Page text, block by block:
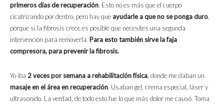
primeros días de recuperación. Esto no es más que el cuerpo
cicatrizando por dentro, pero hay que ayudarle a que no se ponga duro
porque si la fibrosis crece es posible que necesites una segunda
intervención para removerla. Para esto también sirve la faja
compresora, para prevenir la fibrosis.
Yo iba 2 veces por semana a rehabilitación física , donde me daban un
masaje en el área en recuperación. Usaban gel, crema especial, láser y
ultrasonido. La verdad, de todo esto fue lo que más dolor me causó. Toma